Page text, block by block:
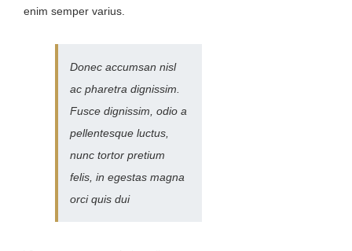
enim semper varius.
Donec accumsan nisl
ac pharetra dignissim.
Fusce dignissim, odio a
pellentesque luctus,
nunc tortor pretium
felis, in egestas magna
orci quis dui